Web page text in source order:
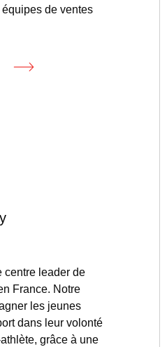
de ventes
centre leader de
France. Notre
les jeunes
dans leur volonté
grâce à une